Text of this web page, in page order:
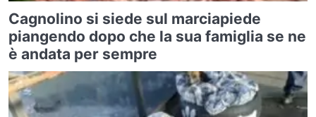
Cagnolino si siede sul marciapiede
piangendo dopo che la sua famiglia se ne
è andata per sempre